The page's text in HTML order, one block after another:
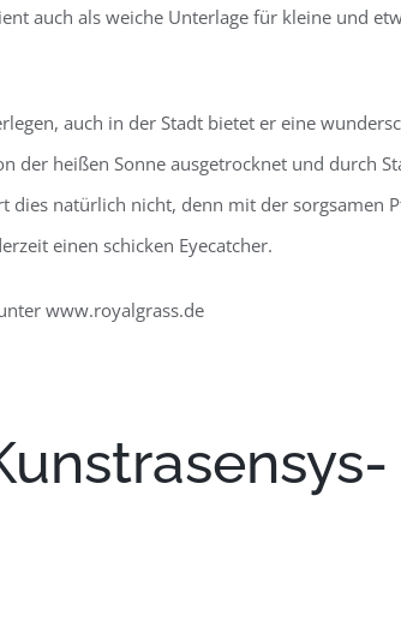
auch als weiche Unterlage für kleine und
auch in der Stadt bietet er eine
der heißen Sonne ausgetrocknet und durch
dies natürlich nicht, denn mit der sorgsamen
einen schicken Eyecatcher.
www.royalgrass.de